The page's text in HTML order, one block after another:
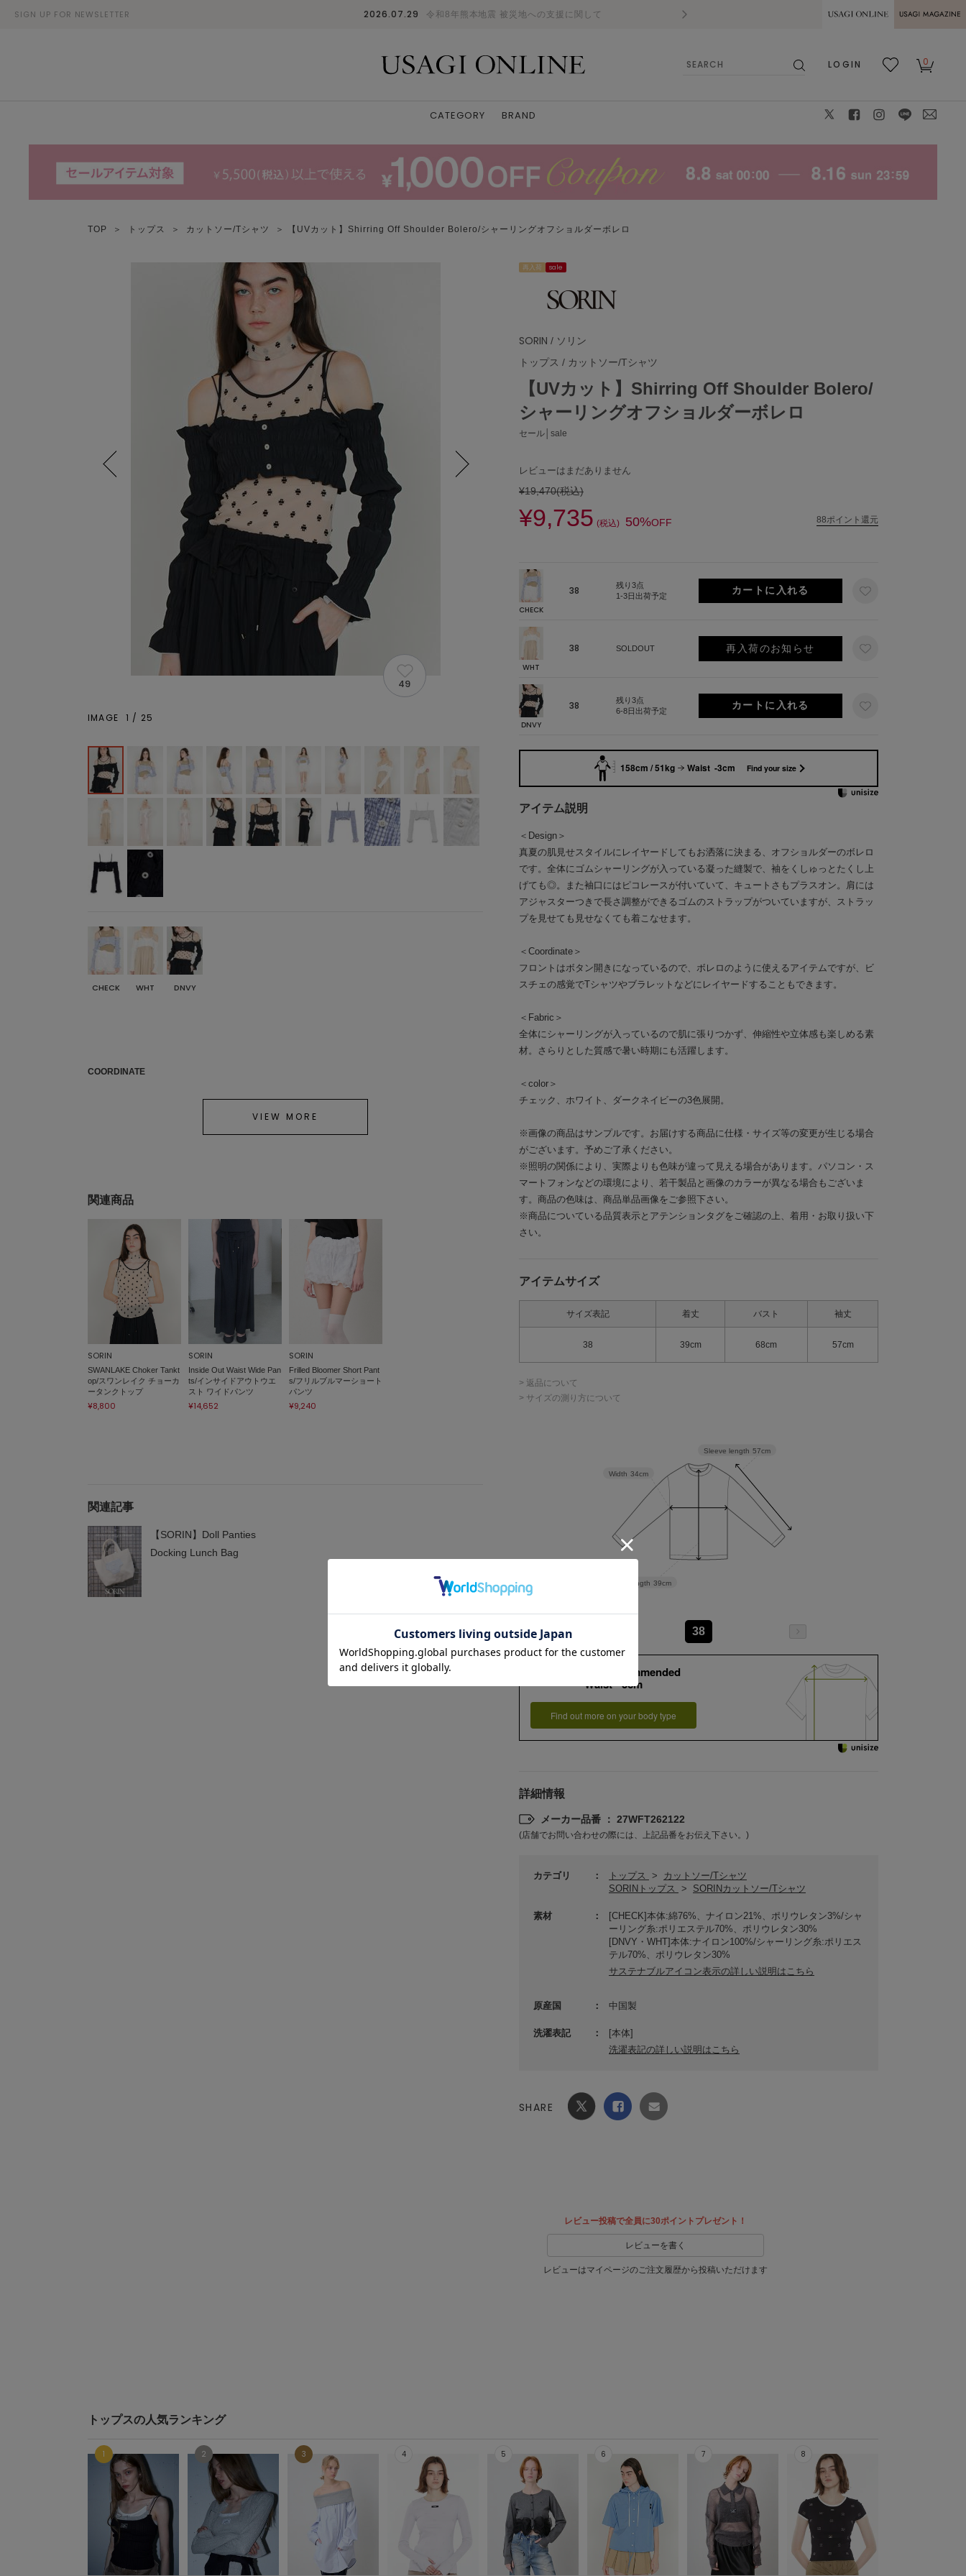
SIGN UP FOR NEWSLETTER 2026.07.29 令和8年熊本地震 被災地への支援に関して 熊本県熊本地方を震源とする地震の影響に
MAGAZINE
LOGIN
0
CATEGORY BRAND
TOP ＞ トップス ＞ カットソー/Tシャツ ＞ 【UVカット】Shirring Off Shoulder Bolero/シャーリングオフショルダーボレロ
再入荷 sale
SORIN / ソリン
トップス / カットソー/Tシャツ
【UVカット】Shirring Off Shoulder Bolero/
シャーリングオフショルダーボレロ
セール│sale
レビューはまだありません
¥19,470(税込)
¥9,735 (税込) 50%OFF 88ポイント還元
CHECK
38
残り3点
1-3日出荷予定
WHT
38 SOLDOUT 再入荷のお知らせ
DNVY
38
残り3点
6-8日出荷予定
158cm / 51kg Waist -3cm Find your size
アイテム説明
＜Design＞
真夏の肌見せスタイルにレイヤードしてもお洒落に決まる、オフショルダーのボレロ
です。全体にゴムシャーリングが入っている凝った縫製で、袖をくしゅっとたくし上
げても◎。また袖口にはピコレースが付いていて、キュートさもプラスオン。肩には
アジャスターつきで長さ調整ができるゴムのストラップがついていますが、ストラッ
プを見せても見せなくても着こなせます。
＜Coordinate＞
フロントはボタン開きになっているので、ボレロのように使えるアイテムですが、ビ
スチェの感覚でTシャツやブラレットなどにレイヤードすることもできます。
＜Fabric＞
全体にシャーリングが入っているので肌に張りつかず、伸縮性や立体感も楽しめる素
材。さらりとした質感で暑い時期にも活躍します。
＜color＞
チェック、ホワイト、ダークネイビーの3色展開。
※画像の商品はサンプルです。お届けする商品に仕様・サイズ等の変更が生じる場合
がございます。予めご了承ください。
※照明の関係により、実際よりも色味が違って見える場合があります。パソコン・ス
マートフォンなどの環境により、若干製品と画像のカラーが異なる場合もございま
す。商品の色味は、商品単品画像をご参照下さい。
※商品についている品質表示とアテンションタグをご確認の上、着用・お取り扱い下
さい。
アイテムサイズ
サイズ表記 着丈 バスト 袖丈
38 39cm 68cm 57cm
> 返品について
> サイズの測り方について
Sleeve length 57cm
Length 39cm
Width 34cm
38
158cm 51kgRecommended
Waist -3cm
Find out more on your body type
詳細情報
メーカー品番 ： 27WFT262122
(店舗でお問い合わせの際には、上記品番をお伝え下さい。)
カテゴリ トップス >
カットソー/Tシャツ
SORINトップス
> SORINカットソー/Tシャツ
素材
[CHECK]本体:綿76%、ナイロン21%、ポリウレタン3%/シャ
ーリング糸:ポリエステル70%、ポリウレタン30%
[DNVY・WHT]本体:ナイロン100%/シャーリング糸:ポリエス
テル70%、ポリウレタン30%
サステナブルアイコン表示の詳しい説明はこちら
原産国 中国製
洗濯表記
[本体]
洗濯表記の詳しい説明はこちら
SHARE
49
IMAGE 1 / 25
CHECK WHT DNVY
COORDINATE
VIEW MORE
関連商品
SORIN
SWANLAKE Choker Tankt
op/スワンレイク チョーカ
ータンクトップ
¥8,800
SORIN
Inside Out Waist Wide Pan
ts/インサイドアウトウエ
スト ワイドパンツ
¥14,652
SORIN
Frilled Bloomer Short Pant
s/フリルブルマーショート
パンツ
¥9,240
関連記事
【SORIN】Doll Panties
Docking Lunch Bag
レビュー投稿で全員に30ポイントプレゼント！
レビューを書く
レビューはマイページのご注文履歴から投稿いただけます
トップスの人気ランキング